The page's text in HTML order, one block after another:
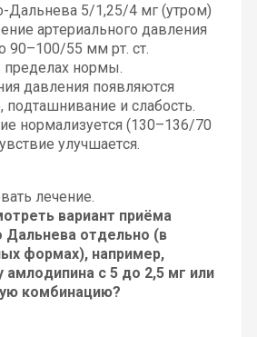
Дальнева 5/1,25/4 мг (утром)
артериального давления
90–100/55 мм рт. ст.
пределах нормы.
давления появляются
и слабость.
нормализуется (130–136/70
улучшается.
лечение.
вариант приёма
Дальнева отдельно (в
формах), например,
с 5 до 2,5 мг или
комбинацию?